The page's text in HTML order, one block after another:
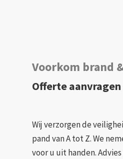
Voorkom brand
Offerte aanvragen
Wij verzorgen de
pand van A tot Z. We
voor u uit handen.